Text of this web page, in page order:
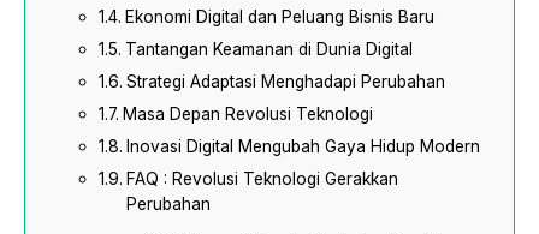
Ekonomi Digital dan Peluang Bisnis Baru
Tantangan Keamanan di Dunia Digital
Strategi Adaptasi Menghadapi Perubahan
Masa Depan Revolusi Teknologi
Inovasi Digital Mengubah Gaya Hidup Modern
FAQ : Revolusi Teknologi Gerakkan
Perubahan